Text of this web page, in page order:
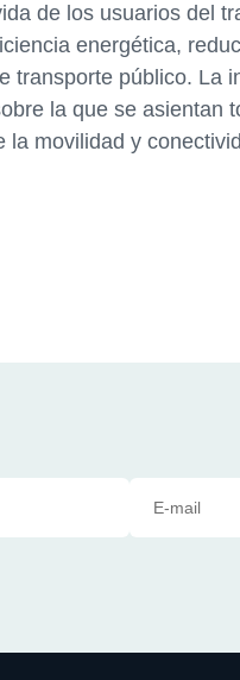
de los usuarios del
energética,
transporte público. La
la que se asientan
movilidad y